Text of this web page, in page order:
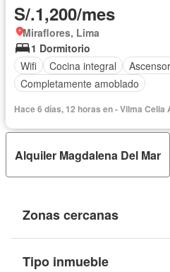
S/.1,200/mes
Miraflores, Lima
1 Dormitorio
Wifi
Cocina integral Ascensor
Completamente amoblado
Hace 6 días, 12 horas en - Vilma Celia
Alquiler Magdalena Del Mar
Zonas cercanas
Tipo inmueble